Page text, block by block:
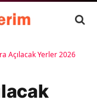
Açılacak Yerler 2026